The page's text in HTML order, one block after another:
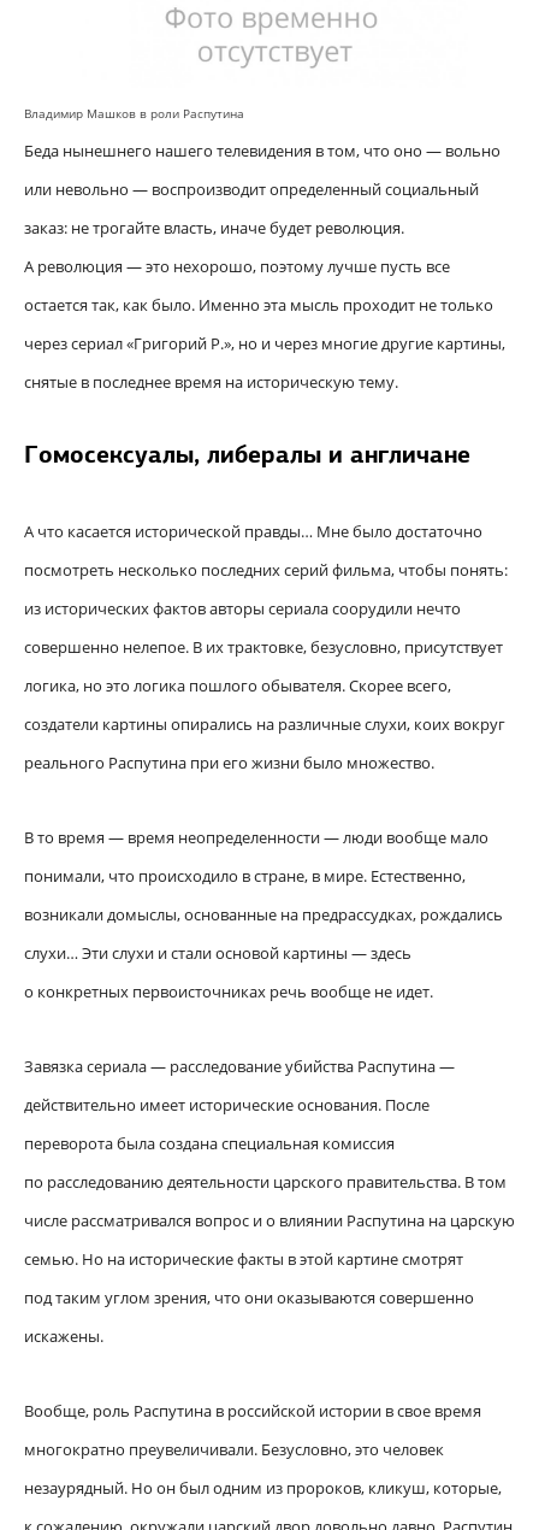
Владимир Машков в роли Распутина
Беда нынешнего нашего телевидения в том, что оно — вольно
или невольно — воспроизводит определенный социальный
заказ: не трогайте власть, иначе будет революция.
А революция — это нехорошо, поэтому лучше пусть все
остается так, как было. Именно эта мысль проходит не только
через сериал «Григорий Р.», но и через многие другие картины,
снятые в последнее время на историческую тему.
Гомосексуалы, либералы и англичане
А что касается исторической правды… Мне было достаточно
посмотреть несколько последних серий фильма, чтобы понять:
из исторических фактов авторы сериала соорудили нечто
совершенно нелепое. В их трактовке, безусловно, присутствует
логика, но это логика пошлого обывателя. Скорее всего,
создатели картины опирались на различные слухи, коих вокруг
реального Распутина при его жизни было множество.
В то время — время неопределенности — люди вообще мало
понимали, что происходило в стране, в мире. Естественно,
возникали домыслы, основанные на предрассудках, рождались
слухи… Эти слухи и стали основой картины — здесь
о конкретных первоисточниках речь вообще не идет.
Завязка сериала — расследование убийства Распутина —
действительно имеет исторические основания. После
переворота была создана специальная комиссия
по расследованию деятельности царского правительства. В том
числе рассматривался вопрос и о влиянии Распутина на царскую
семью. Но на исторические факты в этой картине смотрят
под таким углом зрения, что они оказываются совершенно
искажены.
Вообще, роль Распутина в российской истории в свое время
многократно преувеличивали. Безусловно, это человек
незаурядный. Но он был одним из пророков, кликуш, которые,